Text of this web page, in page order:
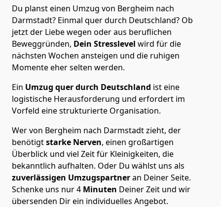
Du planst einen Umzug von Bergheim nach
Darmstadt? Einmal quer durch Deutschland? Ob
jetzt der Liebe wegen oder aus beruflichen
Beweggründen, Dein Stresslevel wird für die
nächsten Wochen ansteigen und die ruhigen
Momente eher selten werden.
Ein Umzug quer durch Deutschland ist eine
logistische Herausforderung und erfordert im
Vorfeld eine strukturierte Organisation.
Wer von Bergheim nach Darmstadt zieht, der
benötigtstarke Nerven, einen großartigen
Überblick und viel Zeit für Kleinigkeiten, die
bekanntlich aufhalten. Oder Du wählst uns als
zuverlässigen Umzugspartneran Deiner Seite.
Schenke uns nur4 Minuten Deiner Zeit und wir
übersenden Dir ein individuelles Angebot.